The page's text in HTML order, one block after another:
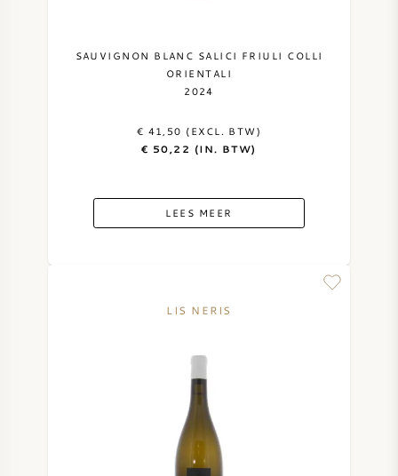
SAUVIGNON BLANC SALICI FRIULI COLLI
ORIENTALI
2024
€ 41,50 (EXCL. BTW)
€ 50,22 (IN. BTW)
LEES MEER
LIS NERIS